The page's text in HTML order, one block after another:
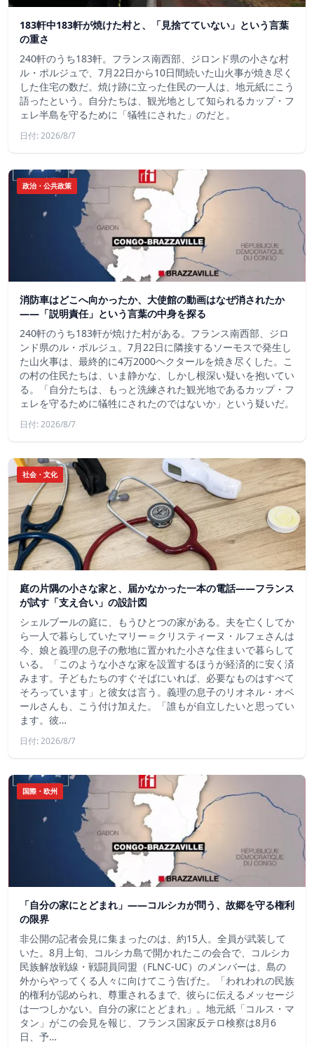
183軒中183軒が焼けた村と、「見捨てていない」という言葉
の重さ
240軒のうち183軒。フランス南西部、ジロンド県の小さな村
ル・ポルジュで、7月22日から10日間続いた山火事が焼き尽く
した住宅の数だ。焼け跡に立った住民の一人は、地元紙にこう
語ったという。自分たちは、観光地として知られるカップ・フ
ェレ半島を守るために「犠牲にされた」のだと。
日付: 2026/8/7
政治・公共政策
消防車はどこへ向かったか、大使館の動画はなぜ消されたか
——「説明責任」という言葉の中身を探る
240軒のうち183軒が焼けた村がある。フランス南西部、ジロ
ンド県のル・ポルジュ。7月22日に隣接するソーモスで発生し
た山火事は、最終的に4万2000ヘクタールを焼き尽くした。こ
の村の住民たちは、いま静かな、しかし根深い疑いを抱いてい
る。「自分たちは、もっと洗練された観光地であるカップ・フ
ェレを守るために犠牲にされたのではないか」という疑いだ。
日付: 2026/8/7
社会・文化
庭の片隅の小さな家と、届かなかった一本の電話——フランス
が試す「支え合い」の設計図
シェルブールの庭に、もうひとつの家がある。夫を亡くしてか
ら一人で暮らしていたマリー＝クリスティーヌ・ルフェさんは
今、娘と義理の息子の敷地に置かれた小さな住まいで暮らして
いる。「このような小さな家を設置するほうが経済的に安く済
みます。子どもたちのすぐそばにいれば、必要なものはすべて
そろっています」と彼女は言う。義理の息子のリオネル・オベ
ールさんも、こう付け加えた。「誰もが自立したいと思ってい
ます。彼…
日付: 2026/8/7
国際・欧州
「自分の家にとどまれ」——コルシカが問う、故郷を守る権利
の限界
非公開の記者会見に集まったのは、約15人。全員が武装して
いた。8月上旬、コルシカ島で開かれたこの会合で、コルシカ
民族解放戦線・戦闘員同盟（FLNC-UC）のメンバーは、島の
外からやってくる人々に向けてこう告げた。「われわれの民族
的権利が認められ、尊重されるまで、彼らに伝えるメッセージ
は一つしかない。自分の家にとどまれ」。地元紙「コルス・マ
タン」がこの会見を報じ、フランス国家反テロ検察は8月6
日、予…